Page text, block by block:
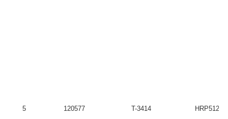
5 120577 T-3414 HRP51207